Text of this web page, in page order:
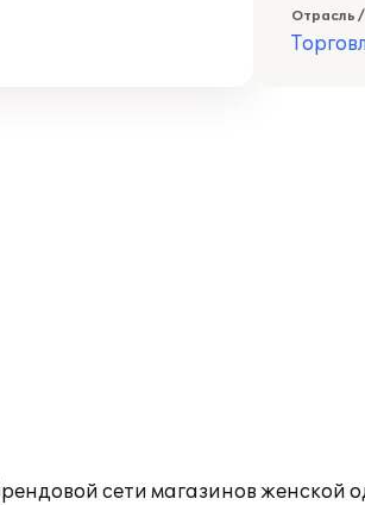
Отрасль
сети магазинов женской